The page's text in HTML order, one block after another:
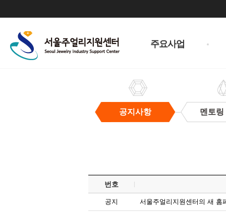
주요사업
공지사항 멘토링
번호
공지 서울주얼리지원센터의 새 홈